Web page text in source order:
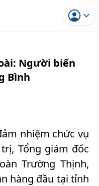
Người biến
Bình
nhiệm chức vụ
Tổng giám đốc
Trường Thịnh,
hàng đầu tại tỉnh